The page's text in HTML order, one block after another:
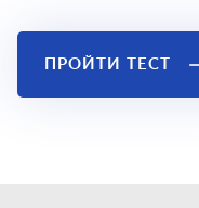
ПРОЙТИ ТЕСТ